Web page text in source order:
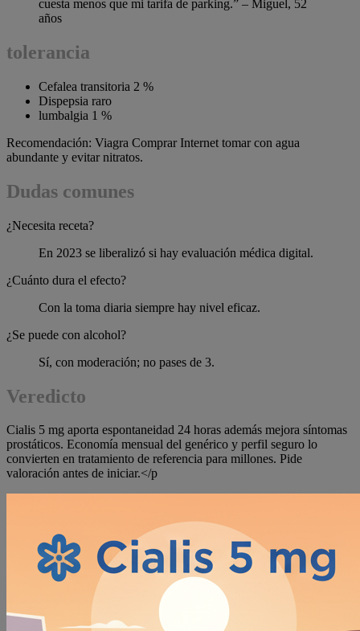
cuesta menos que mi tarifa de parking.” – Miguel, 52
años
tolerancia
Cefalea transitoria 2 %
Dispepsia raro
lumbalgia 1 %
Recomendación: Viagra Comprar Internet tomar con agua
abundante y evitar nitratos.
Dudas comunes
¿Necesita receta?
En 2023 se liberalizó si hay evaluación médica digital.
¿Cuánto dura el efecto?
Con la toma diaria siempre hay nivel eficaz.
¿Se puede con alcohol?
Sí, con moderación; no pases de 3.
Veredicto
Cialis 5 mg aporta espontaneidad 24 horas además mejora síntomas
prostáticos. Economía mensual del genérico y perfil seguro lo
convierten en tratamiento de referencia para millones. Pide
valoración antes de iniciar.</p